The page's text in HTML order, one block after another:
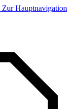
Zur Hauptnavigation